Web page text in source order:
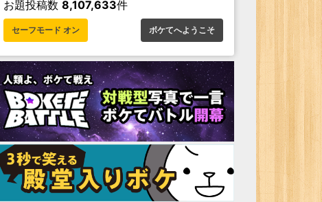
お題投稿数 8,107,633件
セーフモード オン ボケてへようこそ